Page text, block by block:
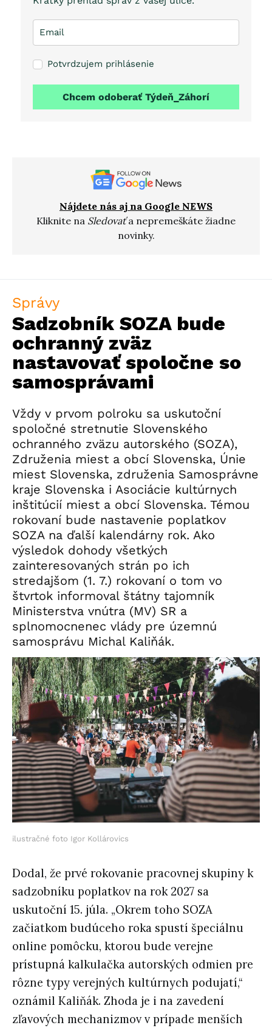
Potvrdzujem prihlásenie
Chcem odoberať Týdeň_Záhorí
Nájdete nás aj na Google NEWS
Kliknite na Sledovaťa nepremeškáte žiadne
novinky.
Správy
Sadzobník SOZA bude
ochranný zväz
nastavovať spoločne so
samosprávami
Vždy v prvom polroku sa uskutoční
spoločné stretnutie Slovenského
ochranného zväzu autorského (SOZA),
Združenia miest a obcí Slovenska, Únie
miest Slovenska, združenia Samosprávne
kraje Slovenska i Asociácie kultúrnych
inštitúcií miest a obcí Slovenska. Témou
rokovaní bude nastavenie poplatkov
SOZA na ďalší kalendárny rok. Ako
výsledok dohody všetkých
zainteresovaných strán po ich
stredajšom (1. 7.) rokovaní o tom vo
štvrtok informoval štátny tajomník
Ministerstva vnútra (MV) SR a
splnomocnenec vlády pre územnú
samosprávu Michal Kaliňák.
ilustračné foto Igor Kollárovics
Dodal, že prvé rokovanie pracovnej skupiny k
sadzobníku poplatkov na rok 2027 sa
uskutoční 15. júla. „Okrem toho SOZA
začiatkom budúceho roka spustí špeciálnu
online pomôcku, ktorou bude verejne
prístupná kalkulačka autorských odmien pre
rôzne typy verejných kultúrnych podujatí,“
oznámil Kaliňák. Zhoda je i na zavedení
zľavových mechanizmov v prípade menších